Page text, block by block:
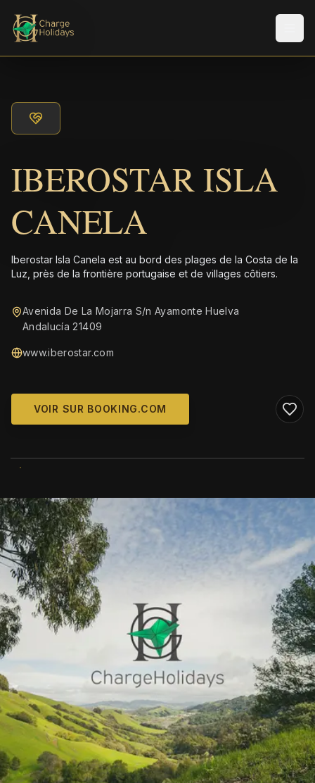
IBEROSTAR ISLA
CANELA
Iberostar Isla Canela est au bord des plages de la Costa de la
Luz, près de la frontière portugaise et de villages côtiers.
Avenida De La Mojarra S/n Ayamonte Huelva
Andalucía 21409
www.iberostar.com
VOIR SUR BOOKING.COM